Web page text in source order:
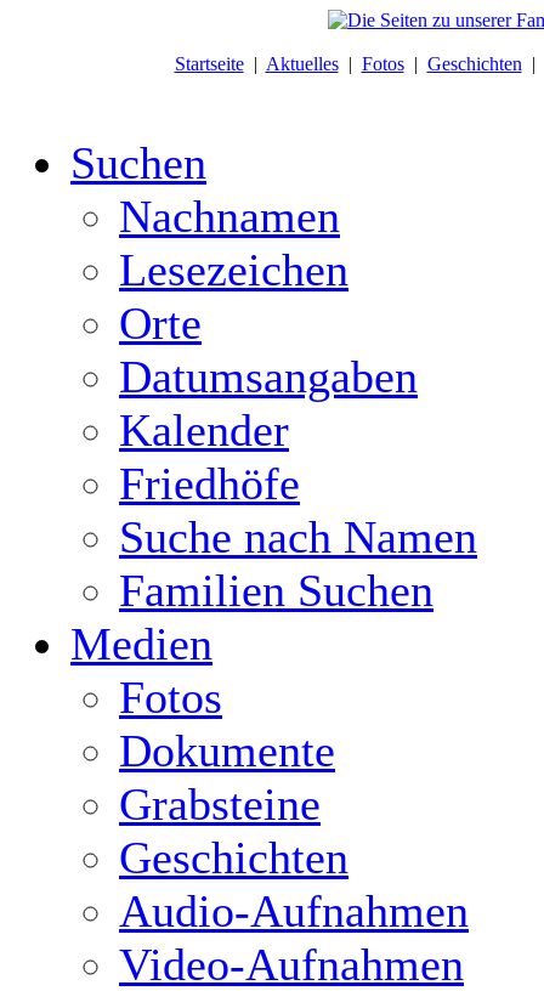
Startseite| Aktuelles| Fotos| Geschichten |
Suchen
Nachnamen
Lesezeichen
Orte
Datumsangaben
Kalender
Friedhöfe
Suche nach Namen
Familien Suchen
Medien
Fotos
Dokumente
Grabsteine
Geschichten
Audio-Aufnahmen
Video-Aufnahmen